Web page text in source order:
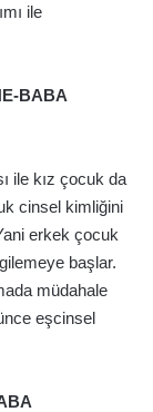
ile
BABA
ile kız çocuk da
cinsel kimliğini
erkek çocuk
başlar.
müdahale
eşcinsel